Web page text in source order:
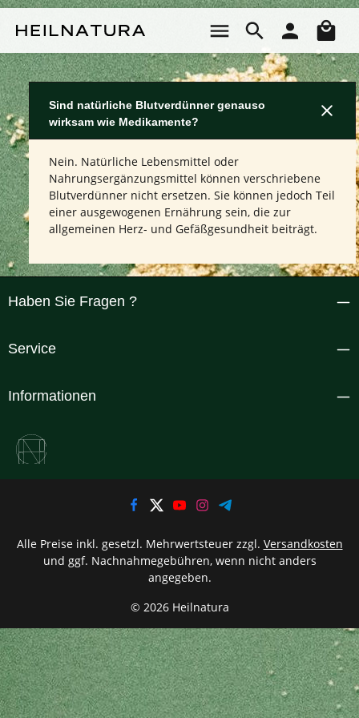
Sind natürliche Blutverdünner genauso
wirksam wie Medikamente?
Nein. Natürliche Lebensmittel oder
Nahrungsergänzungsmittel können verschriebene
Blutverdünner nicht ersetzen. Sie können jedoch Teil
einer ausgewogenen Ernährung sein, die zur
allgemeinen Herz- und Gefäßgesundheit beiträgt.
Haben Sie Fragen ?
Service
Informationen
© 2026 Heilnatura
Alle Preise inkl. gesetzl. Mehrwertsteuer zzgl. Versandkosten
und ggf. Nachnahmegebühren, wenn nicht anders
angegeben.